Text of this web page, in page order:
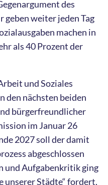
des
weiter jeden Tag
machen in
als 40 Prozent der
und Soziales
den nächsten beiden
bürgerfreundlicher
im Januar 26
2027 soll der damit
abgeschlossen
und Aufgabenkritik ging
unserer Städte“ fordert,